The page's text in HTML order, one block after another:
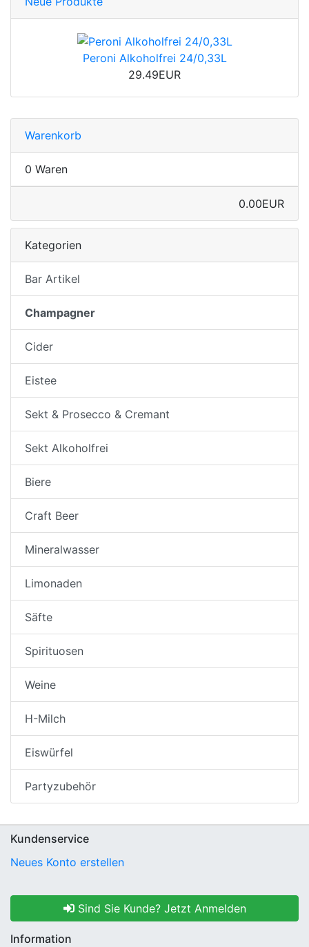
Peroni Alkoholfrei 24/0,33L
29.49EUR
Warenkorb
0 Waren
0.00EUR
Kategorien
Bar Artikel
Champagner
Cider
Eistee
Sekt & Prosecco & Cremant
Sekt Alkoholfrei
Biere
Craft Beer
Mineralwasser
Limonaden
Säfte
Spirituosen
Weine
H-Milch
Eiswürfel
Partyzubehör
Kundenservice
Neues Konto erstellen
Sind Sie Kunde? Jetzt Anmelden
Information